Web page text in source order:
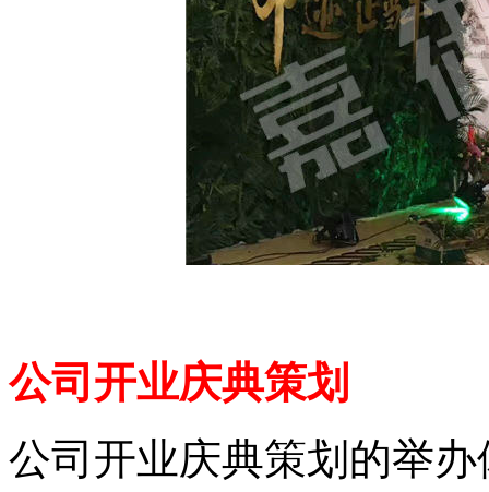
公司开业庆典策划
公司开业庆典策划的举